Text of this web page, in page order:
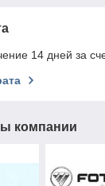
14 дней за
компании